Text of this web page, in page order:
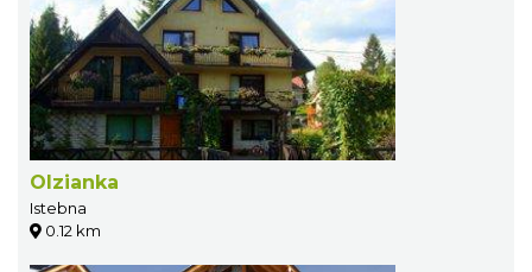
Olzianka
Istebna
0.12 km